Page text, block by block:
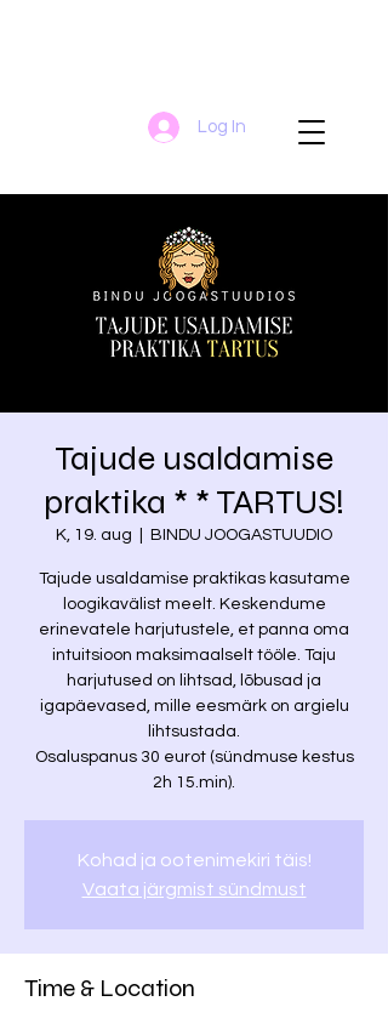
Log In
Tajude usaldamise
praktika * * TARTUS!
K, 19. aug BINDU JOOGASTUUDIO
Tajude usaldamise praktikas kasutame
loogikavälist meelt. Keskendume
erinevatele harjutustele, et panna oma
intuitsioon maksimaalselt tööle. Taju
harjutused on lihtsad, lõbusad ja
igapäevased, mille eesmärk on argielu
lihtsustada.
Osaluspanus 30 eurot (sündmuse kestus
Kohad ja ootenimekiri täis!
Vaata järgmist sündmust
Time & Location